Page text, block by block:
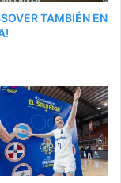
TAMBIÉN EN